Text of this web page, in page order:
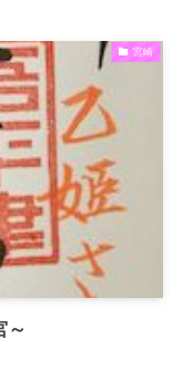
宮崎
～